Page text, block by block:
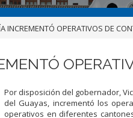
INCREMENTÓ OPERATIVOS DE
Por disposición del gobernador,
del Guayas, incrementó los
operativos en diferentes